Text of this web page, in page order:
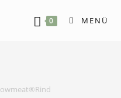
0 MENÜ